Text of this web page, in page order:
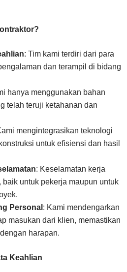
: Tim kami terdiri dari para
dan terampil di bidang
hanya menggunakan bahan
telah teruji ketahanan dan
mengintegrasikan teknologi
untuk efisiensi dan hasil
: Keselamatan kerja
untuk pekerja maupun untuk
Personal : Kami mendengarkan
masukan dari klien, memastikan
harapan.
Keahlian